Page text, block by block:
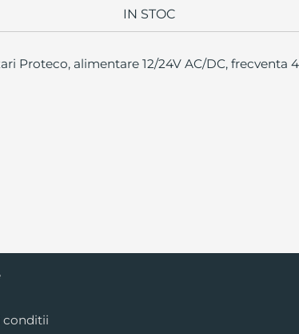
IN STOC
Proteco, alimentare 12/24V AC/DC, frecventa
conditii